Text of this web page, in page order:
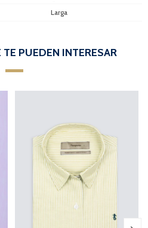
Larga
PUEDEN INTERESAR